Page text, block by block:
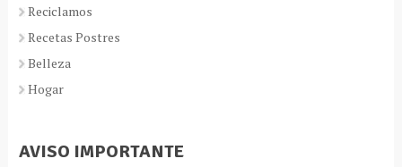
Reciclamos
Recetas Postres
Belleza
Hogar
AVISO IMPORTANTE